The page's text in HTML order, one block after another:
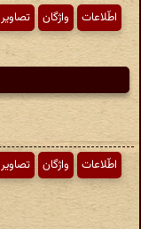
اطّلاعات واژگان تصاویر
اطّلاعات واژگان تصاویر